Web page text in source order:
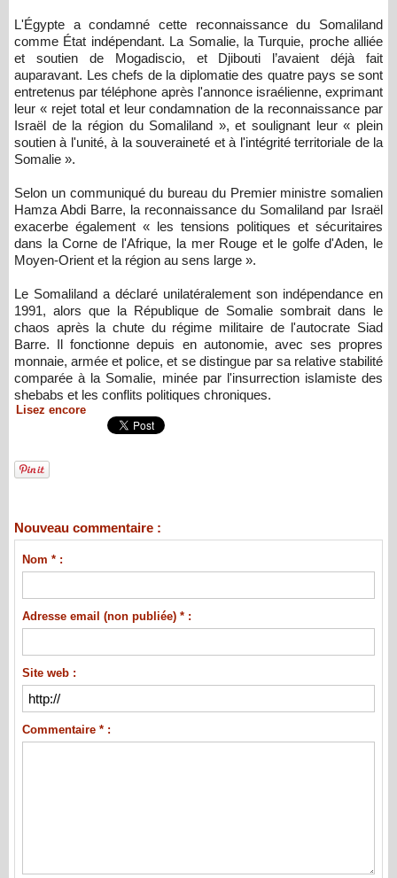
L'Égypte a condamné cette reconnaissance du Somaliland
comme État indépendant. La Somalie, la Turquie, proche alliée
et soutien de Mogadiscio, et Djibouti l’avaient déjà fait
auparavant. Les chefs de la diplomatie des quatre pays se sont
entretenus par téléphone après l'annonce israélienne, exprimant
leur « rejet total et leur condamnation de la reconnaissance par
Israël de la région du Somaliland », et soulignant leur « plein
soutien à l'unité, à la souveraineté et à l'intégrité territoriale de la
Somalie ».
Selon un communiqué du bureau du Premier ministre somalien
Hamza Abdi Barre, la reconnaissance du Somaliland par Israël
exacerbe également « les tensions politiques et sécuritaires
dans la Corne de l'Afrique, la mer Rouge et le golfe d'Aden, le
Moyen-Orient et la région au sens large ».
Le Somaliland a déclaré unilatéralement son indépendance en
1991, alors que la République de Somalie sombrait dans le
chaos après la chute du régime militaire de l'autocrate Siad
Barre. Il fonctionne depuis en autonomie, avec ses propres
monnaie, armée et police, et se distingue par sa relative stabilité
comparée à la Somalie, minée par l'insurrection islamiste des
shebabs et les conflits politiques chroniques.
Lisez encore
Nouveau commentaire :
Nom * :
Adresse email (non publiée) * :
Site web :
Commentaire * :